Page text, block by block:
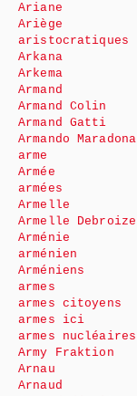
Ariane
Ariège
aristocratiques
Arkana
Arkema
Armand
Armand Colin
Armand Gatti
Armando Maradona
arme
Armée
armées
Armelle
Armelle Debroize
Arménie
arménien
Arméniens
armes
armes citoyens
armes ici
armes nucléaires
Army Fraktion
Arnau
Arnaud